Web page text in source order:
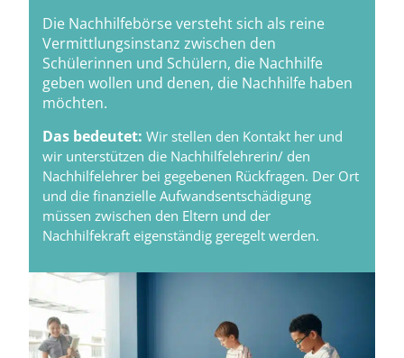
Die Nachhilfebörse versteht sich als reine
Vermittlungsinstanz zwischen den
Schülerinnen und Schülern, die Nachhilfe
geben wollen und denen, die Nachhilfe haben
möchten.
Das bedeutet:Wir stellen den Kontakt her und
wir unterstützen die Nachhilfelehrerin/ den
Nachhilfelehrer bei gegebenen Rückfragen. Der Ort
und die finanzielle Aufwandsentschädigung
müssen zwischen den Eltern und der
Nachhilfekraft eigenständig geregelt werden.